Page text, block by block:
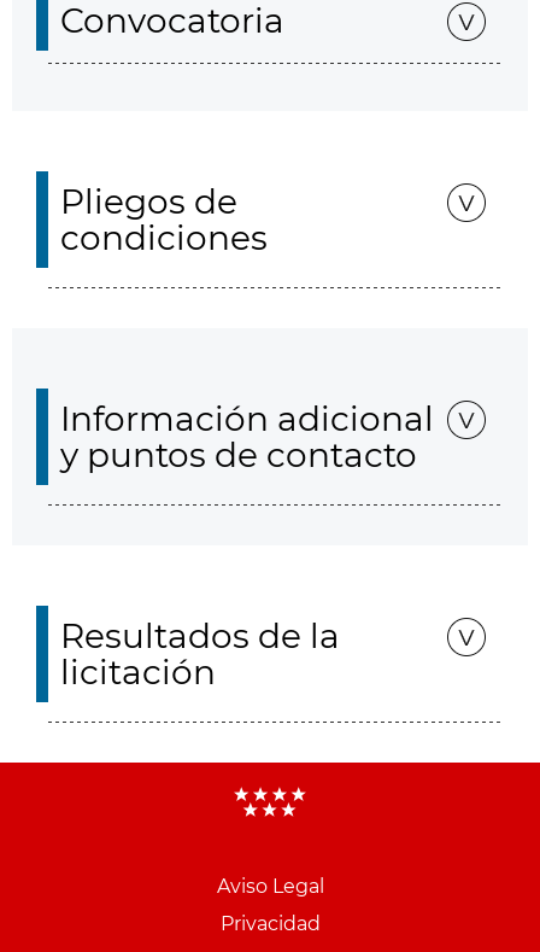
Convocatoria
Pliegos de
condiciones
Información adicional
y puntos de contacto
Resultados de la
licitación
Aviso Legal
Privacidad